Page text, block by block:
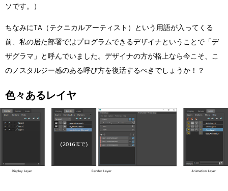
ソです。）
ちなみにTA（テクニカルアーティスト）という用語が入ってくる
前、私の居た部署ではプログラムできるデザイナということで「デ
ザグラマ」と呼んでいました。デザイナの方が格上なら今こそ、こ
のノスタルジー感のある呼び方を復活するべきでしょうか！？
色々あるレイヤ